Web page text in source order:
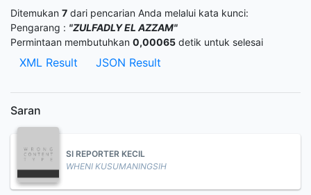
Ditemukan 7 dari pencarian Anda melalui kata kunci:
Pengarang : "ZULFADLY EL AZZAM"
Permintaan membutuhkan 0,00065 detik untuk selesai
XML Result JSON Result
Saran
SI REPORTER KECIL
WHENI KUSUMANINGSIH